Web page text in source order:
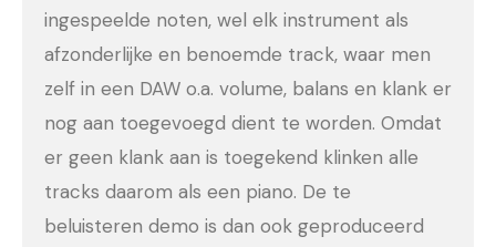
ingespeelde noten, wel elk instrument als
afzonderlijke en benoemde track, waar men
zelf in een DAW o.a. volume, balans en klank er
nog aan toegevoegd dient te worden. Omdat
er geen klank aan is toegekend klinken alle
tracks daarom als een piano. De te
beluisteren demo is dan ook geproduceerd